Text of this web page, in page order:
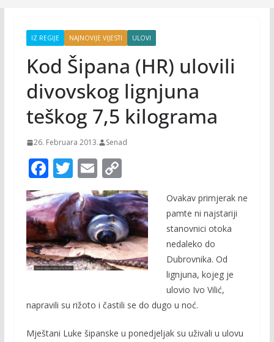
IZ REGIJE NAJNOVIJE VIJESTI ULOVI
Kod Šipana (HR) ulovili
divovskog lignjuna
teškog 7,5 kilograma
26. Februara 2013. Senad
F
ac
e
b
o
o
T
w
itt
er
E
m
ai
l
C
o
p
y
Li
n
Ovakav primjerak ne
pamte ni najstariji
stanovnici otoka
nedaleko do
Dubrovnika. Od
lignjuna, kojeg je
ulovio Ivo Vilić,
napravili su rižoto i častili se do dugo u noć.
Mještani Luke šipanske u ponedjeljak su uživali u ulovu